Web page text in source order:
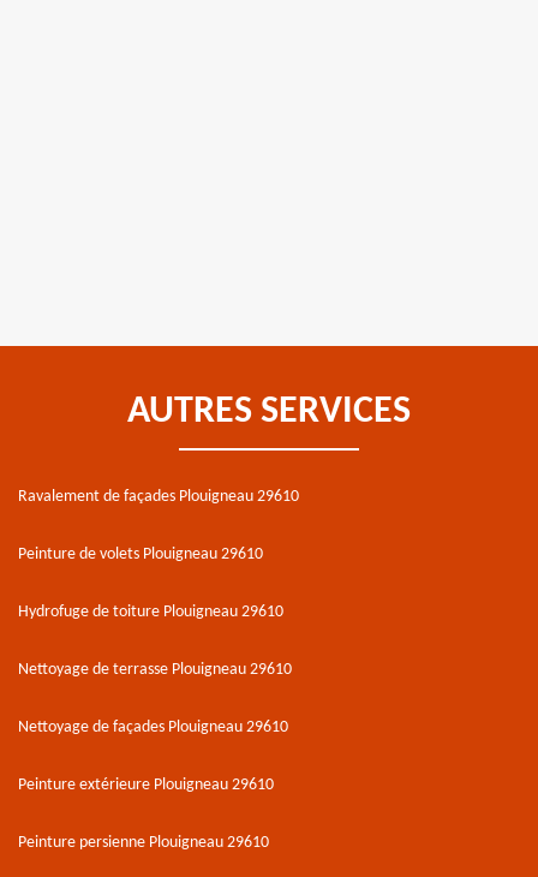
AUTRES SERVICES
Ravalement de façades Plouigneau 29610
Peinture de volets Plouigneau 29610
Hydrofuge de toiture Plouigneau 29610
Nettoyage de terrasse Plouigneau 29610
Nettoyage de façades Plouigneau 29610
Peinture extérieure Plouigneau 29610
Peinture persienne Plouigneau 29610